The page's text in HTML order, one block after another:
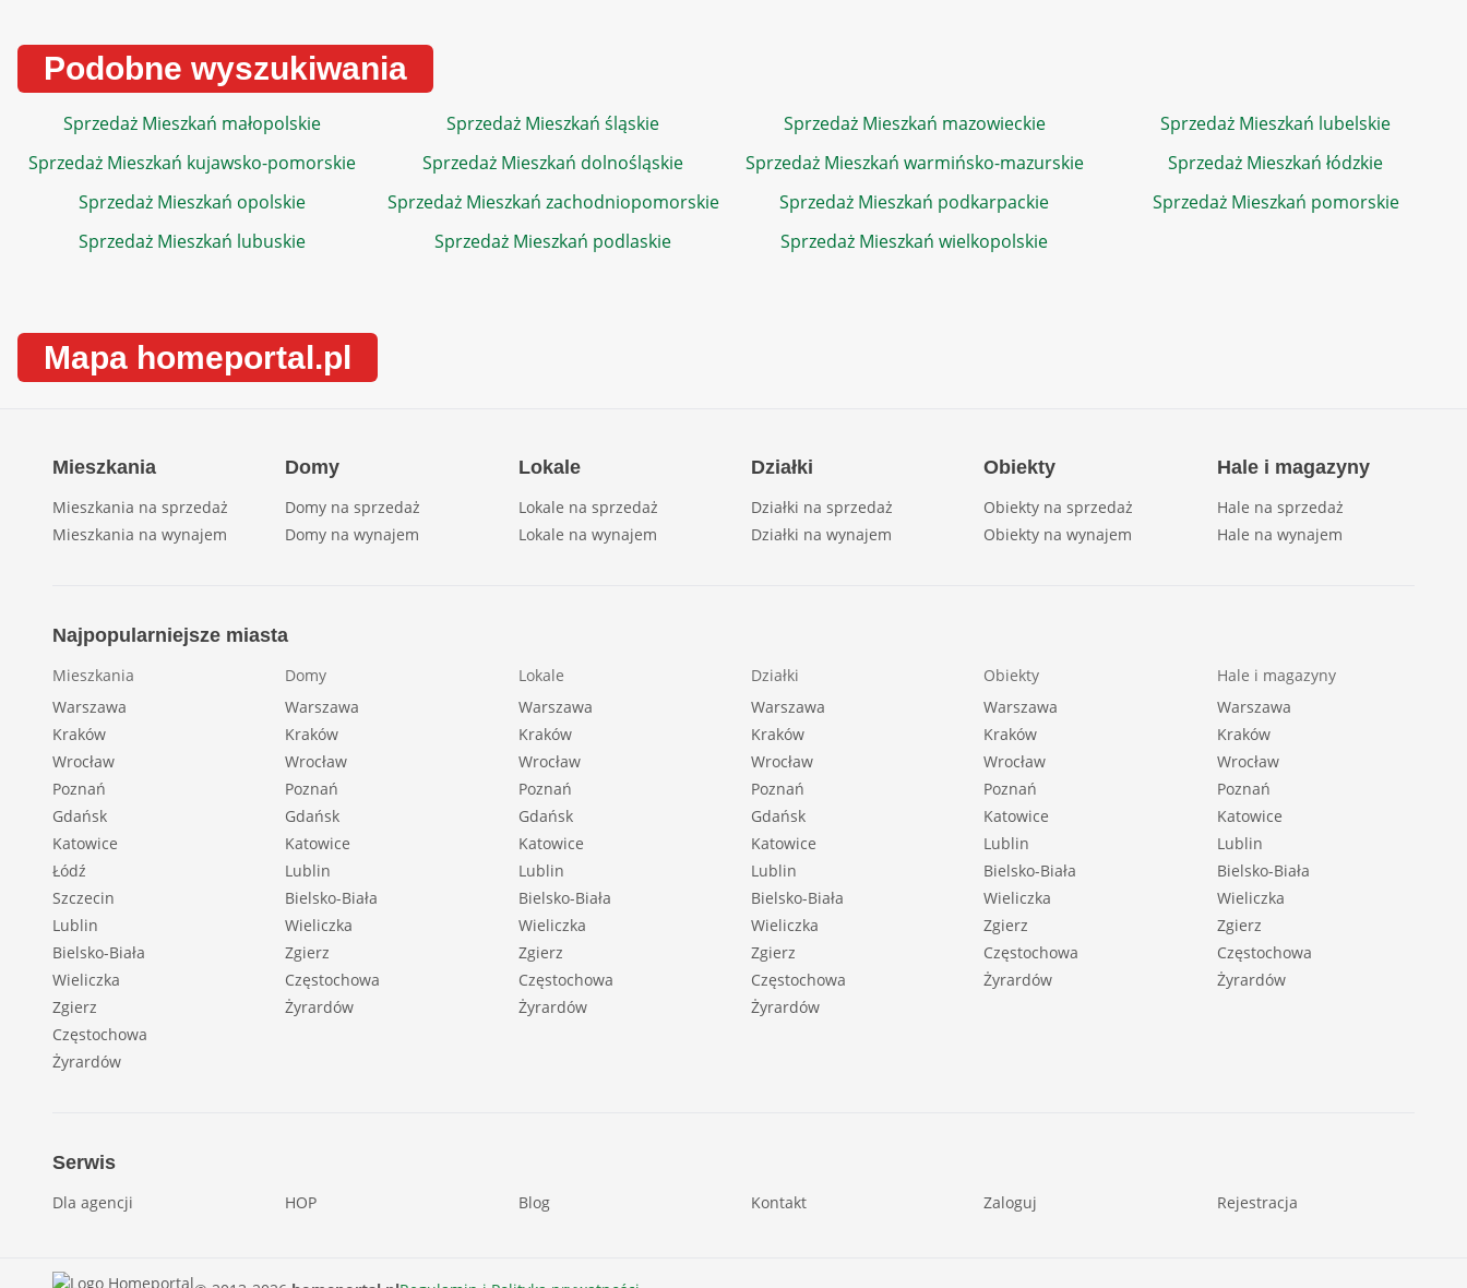
Podobne wyszukiwania
Sprzedaż Mieszkań małopolskie Sprzedaż Mieszkań śląskie Sprzedaż Mieszkań mazowieckie
Sprzedaż Mieszkań lubelskie
Sprzedaż Mieszkań kujawsko-pomorskie
Sprzedaż Mieszkań dolnośląskie Sprzedaż Mieszkań warmińsko-mazurskie
Sprzedaż Mieszkań łódzkie
Sprzedaż Mieszkań opolskie
Sprzedaż Mieszkań zachodniopomorskie Sprzedaż Mieszkań podkarpackie
Sprzedaż Mieszkań pomorskie
Sprzedaż Mieszkań lubuskie
Sprzedaż Mieszkań podlaskie Sprzedaż Mieszkań wielkopolskie
Mapa homeportal.pl
Mieszkania
Mieszkania na sprzedaż
Mieszkania na wynajem
Domy
Domy na sprzedaż
Domy na wynajem
Lokale
Lokale na sprzedaż
Lokale na wynajem
Działki
Działki na sprzedaż
Działki na wynajem
Obiekty
Obiekty na sprzedaż
Obiekty na wynajem
Hale i magazyny
Hale na sprzedaż
Hale na wynajem
Najpopularniejsze miasta
Mieszkania
Warszawa
Kraków
Wrocław
Poznań
Gdańsk
Katowice
Łódź
Szczecin
Lublin
Bielsko-Biała
Wieliczka
Zgierz
Częstochowa
Żyrardów
Domy
Warszawa
Kraków
Wrocław
Poznań
Gdańsk
Katowice
Lublin
Bielsko-Biała
Wieliczka
Zgierz
Częstochowa
Żyrardów
Lokale
Warszawa
Kraków
Wrocław
Poznań
Gdańsk
Katowice
Lublin
Bielsko-Biała
Wieliczka
Zgierz
Częstochowa
Żyrardów
Działki
Warszawa
Kraków
Wrocław
Poznań
Gdańsk
Katowice
Lublin
Bielsko-Biała
Wieliczka
Zgierz
Częstochowa
Żyrardów
Obiekty
Warszawa
Kraków
Wrocław
Poznań
Katowice
Lublin
Bielsko-Biała
Wieliczka
Zgierz
Częstochowa
Żyrardów
Hale i magazyny
Warszawa
Kraków
Wrocław
Poznań
Katowice
Lublin
Bielsko-Biała
Wieliczka
Zgierz
Częstochowa
Żyrardów
Serwis
Dla agencji HOP Blog Kontakt Zaloguj Rejestracja